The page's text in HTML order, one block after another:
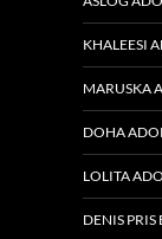
KHALEESI
MARUSKA
DOHA
LOLITA
DENIS PRIS